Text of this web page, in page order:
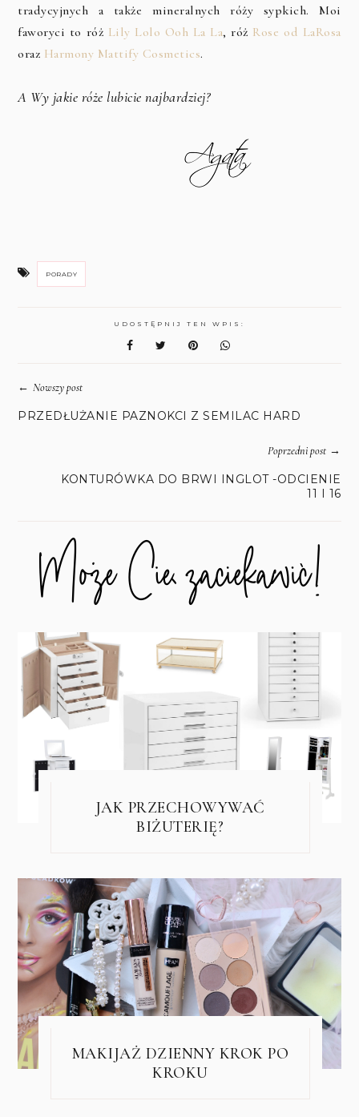
tradycyjnych a także mineralnych róży sypkich. Moi
faworyci to róż Lily Lolo Ooh La La, róż Rose od LaRosa
oraz Harmony Mattify Cosmetics.
A Wy jakie róże lubicie najbardziej?
PORADY
UDOSTĘPNIJ TEN WPIS:
←Nowszy post
PRZEDŁUŻANIE PAZNOKCI Z SEMILAC HARD
Poprzedni post→
KONTURÓWKA DO BRWI INGLOT -ODCIENIE
11 I 16
JAK PRZECHOWYWAĆ
BIŻUTERIĘ?
MAKIJAŻ DZIENNY KROK PO
KROKU